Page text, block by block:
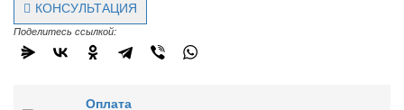
КОНСУЛЬТАЦИЯ
Поделитесь ссылкой:
Оплата